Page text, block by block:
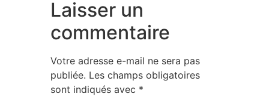
Laisser un
commentaire
Votre adresse e-mail ne sera pas
publiée. Les champs obligatoires
sont indiqués avec *